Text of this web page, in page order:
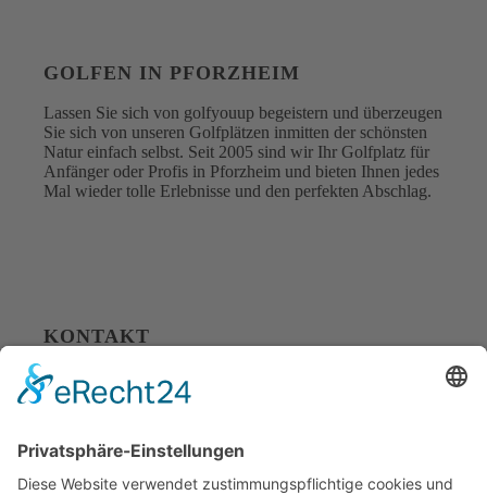
GOLFEN IN PFORZHEIM
Lassen Sie sich von golfyouup begeistern und überzeugen
Sie sich von unseren Golfplätzen inmitten der schönsten
Natur einfach selbst. Seit 2005 sind wir Ihr Golfplatz für
Anfänger oder Profis in Pforzheim und bieten Ihnen jedes
Mal wieder tolle Erlebnisse und den perfekten Abschlag.
KONTAKT
golfyouup GmbH
Karlshäuser Hof 4
Telefax: 07237 – 484001
E-Mail: info@golfyouup.de